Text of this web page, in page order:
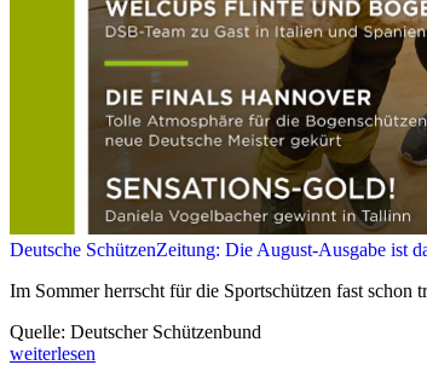
Deutsche SchützenZeitung: Die August-Ausgabe ist
Im Sommer herrscht für die Sportschützen fast schon
Quelle: Deutscher Schützenbund
weiterlesen